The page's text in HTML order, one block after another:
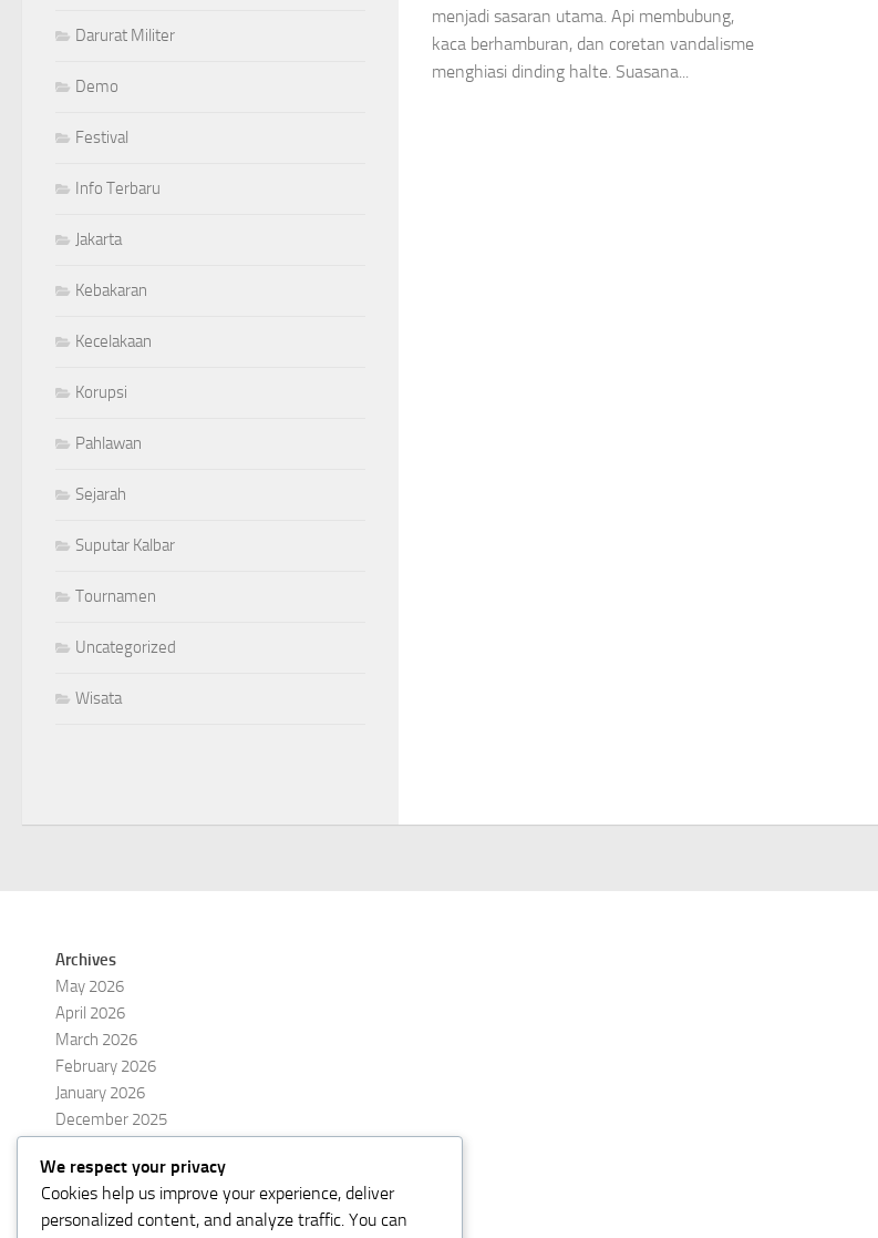
menjadi sasaran utama. Api membubung,
kaca berhamburan, dan coretan vandalisme
menghiasi dinding halte. Suasana...
Darurat Militer
Demo
Festival
Info Terbaru
Jakarta
Kebakaran
Kecelakaan
Korupsi
Pahlawan
Sejarah
Suputar Kalbar
Tournamen
Uncategorized
Wisata
Archives
May 2026
April 2026
March 2026
February 2026
January 2026
December 2025
October 2025
September 2025
August 2025
We respect your privacy
Cookies help us improve your experience, deliver
personalized content, and analyze traffic. You can